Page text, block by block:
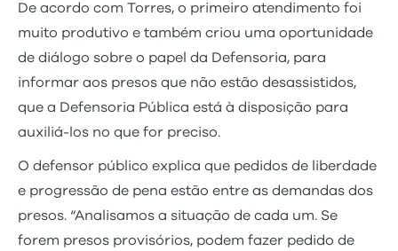
De acordo com Torres, o primeiro atendimento foi
muito produtivo e também criou uma oportunidade
de diálogo sobre o papel da Defensoria, para
informar aos presos que não estão desassistidos,
que a Defensoria Pública está à disposição para
auxiliá-los no que for preciso.
O defensor público explica que pedidos de liberdade
e progressão de pena estão entre as demandas dos
presos. “Analisamos a situação de cada um. Se
forem presos provisórios, podem fazer pedido de